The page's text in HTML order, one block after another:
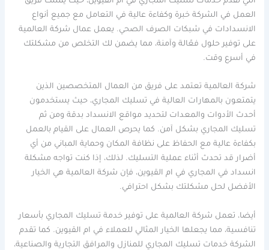
العمل في الشركة خبرة وكفاءة عالية في التعامل مع جميع أنواع
الانسدادات في شبكات الصرف الصحي. يعمل عمال شركة العالمية
على توفير حلول فعّالة وآمنة، مما يضمن لك التخلص من مشكلتك
في أسرع وقت.
شركة العالمية تعتمد على فريق من العمال المتخصصين الذين
يتمتعون بالمهارات العالية في تسليك المجاري، حيث يستخدمون
أحدث الأدوات والمعدات لتحديد مواقع الانسداد بدقة ومن ثم
تسليك المجاري بشكل آمن. كما يحرص العمال على القيام بالعمل
بكفاءة عالية مع الحفاظ على نظافة المكان وحماية المباني من أي
أضرار قد تحدث أثناء عملية التسليك. لذلك، إذا كنت تواجه مشكلة
انسداد في المجاري في ام القيوين، فإن شركة العالمية هي الخيار
الأفضل لحل مشكلتك بشكل احترافي.
أيضا، تعمل شركة العالمية على توفير خدمة تسليك المجاري بأسعار
تنافسية، مما يجعلها الخيار المثالي للعملاء في ام القيوين. كما تقدم
الشركة خدمات تسليك المجاري للمنازل والمرافق التجارية والصناعية،